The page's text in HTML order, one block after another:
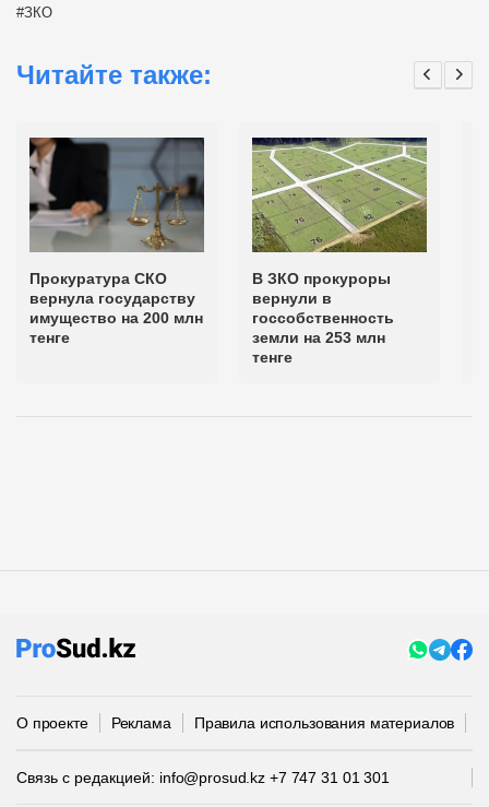
ЗКО
Читайте также:
Прокуратура СКО
вернула государству
имущество на 200 млн
тенге
В ЗКО прокуроры
вернули в
госсобственность
земли на 253 млн
тенге
О проекте Реклама Правила использования материалов
Связь с редакцией: info@prosud.kz +7 747 31 01 301